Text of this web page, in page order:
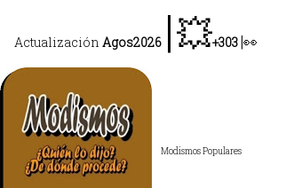
Actualización Agos2026 |💥+303|👀
Modismos Populares